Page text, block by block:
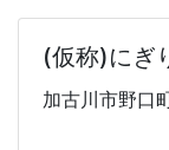
(仮称)にぎ
加古川市野口